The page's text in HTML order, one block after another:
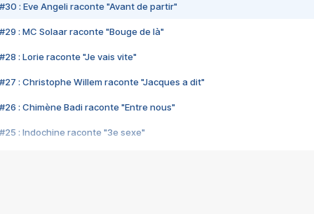
#30 : Eve Angeli raconte "Avant de partir"
#29 : MC Solaar raconte "Bouge de là"
#28 : Lorie raconte "Je vais vite"
#27 : Christophe Willem raconte "Jacques a dit"
#26 : Chimène Badi raconte "Entre nous"
#25 : Indochine raconte "3e sexe"